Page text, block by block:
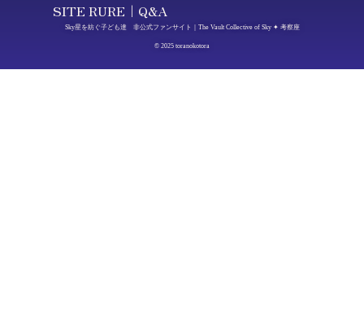
SITE RURE｜Q&A
Sky星を紡ぐ子ども達 非公式ファンサイト｜The Vault Collective of Sky ✦ 考察座
© 2025 toranokotora